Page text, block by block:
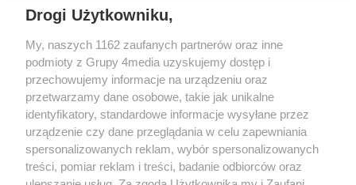
Kontakt Redakcja Reklama
Regulamin
Polityka prywatności
Zapisz się do newslettera
Drogi Użytkowniku,
My, naszych 1162 zaufanych partnerów oraz inne
podmioty z Grupy 4media uzyskujemy dostęp i
przechowujemy informacje na urządzeniu oraz
przetwarzamy dane osobowe, takie jak unikalne
identyfikatory, standardowe informacje wysyłane przez
urządzenie czy dane przeglądania w celu zapewniania
spersonalizowanych reklam, wybór spersonalizowanych
treści, pomiar reklam i treści, badanie odbiorców oraz